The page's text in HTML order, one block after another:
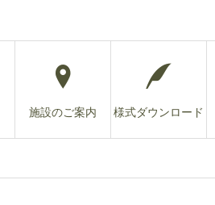
施設のご案内 様式ダウンロード